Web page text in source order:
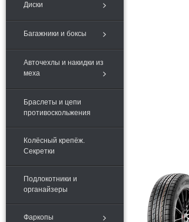
Диски
Багажники и боксы
Авточехлы и накидки из
меха
Браслеты и цепи
противоскольжения
Колёсный крепёж.
Секретки
Подлокотники и
органайзеры
Фаркопы